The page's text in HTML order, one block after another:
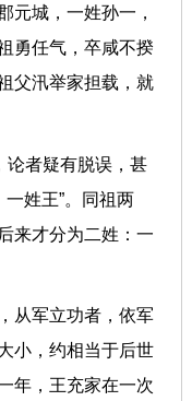
元城，一姓孙一，
勇任气，卒咸不揆
父汛举家担载，就
论者疑有脱误，甚
一姓王”。同祖两
来才分为二姓：一
从军立功者，依军
小，约相当于后世
年，王充家在一次